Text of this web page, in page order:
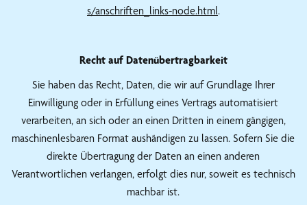
s/anschriften_links-node.html.
Recht auf Datenübertragbarkeit
Sie haben das Recht, Daten, die wir auf Grundlage Ihrer
Einwilligung oder in Erfüllung eines Vertrags automatisiert
verarbeiten, an sich oder an einen Dritten in einem gängigen,
maschinenlesbaren Format aushändigen zu lassen. Sofern Sie die
direkte Übertragung der Daten an einen anderen
Verantwortlichen verlangen, erfolgt dies nur, soweit es technisch
machbar ist.